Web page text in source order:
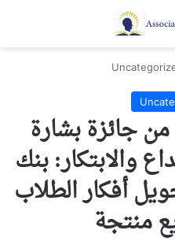
جائزة بشارة
والابتكار: بنك
أفكار الطلاب
منتجة